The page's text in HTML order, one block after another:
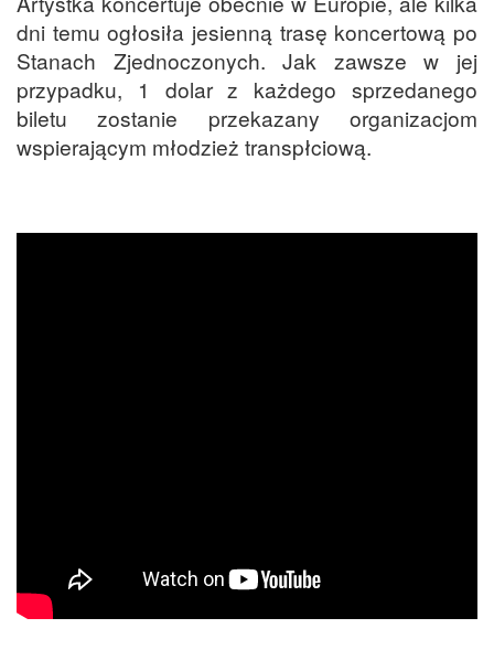
dni temu ogłosiła jesienną trasę koncertową po
Stanach Zjednoczonych. Jak zawsze w jej
przypadku, 1 dolar z każdego sprzedanego
biletu zostanie przekazany organizacjom
wspierającym młodzież transpłciową.